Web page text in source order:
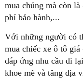
mua chúng mà còn
phí bảo hành,...
Với những người có
mua chiếc xe ô tô giá
đáp ứng nhu cầu đi
khoe mẽ và tăng địa